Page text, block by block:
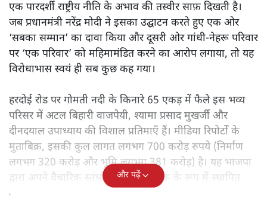
एक पारदर्शी राष्ट्रीय नीति के अभाव की तस्वीर साफ़ दिखती है।
जब प्रधानमंत्री नरेंद्र मोदी ने इसका उद्घाटन करते हुए एक ओर
‘सबका सम्मान’ का दावा किया और दूसरी ओर गांधी-नेहरू परिवार
पर ‘एक परिवार’ को महिमामंडित करने का आरोप लगाया, तो यह
विरोधाभास स्वयं ही सब कुछ कह गया।
हरदोई रोड पर गोमती नदी के किनारे 65 एकड़ में फैले इस भव्य
परिसर में अटल बिहारी वाजपेयी, श्यामा प्रसाद मुखर्जी और
दीनदयाल उपाध्याय की विशाल प्रतिमाएँ हैं। मीडिया रिपोर्टों के
मुताबिक़, इसकी कुल लागत लगभग 700 करोड़ रुपये (निर्माण
लगभग 320 करोड़ और भूमि लगभग 381 करोड़) है। यह भाजपा
द्वारा अपने वैचारिक स्तंभों को राष्ट्रीय प्रतीक के रूप में स्थापित
करने का सुविचारित प्रयास है।
और पढ़ें